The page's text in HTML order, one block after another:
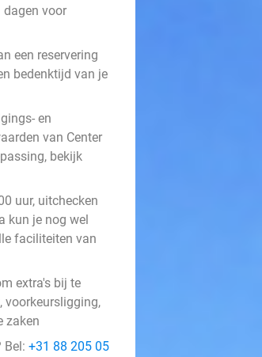
dagen voor
een reservering
bedenktijd van je
en
van Center
bekijk
uur, uitchecken
kun je nog wel
faciliteiten van
extra's bij te
voorkeursligging,
zaken
Bel: +31 88 205 05